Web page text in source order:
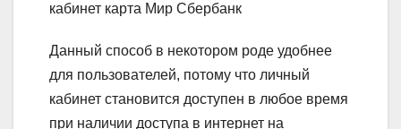
кабинет карта Мир Сбербанк
Данный способ в некотором роде удобнее
для пользователей, потому что личный
кабинет становится доступен в любое время
при наличии доступа в интернет на